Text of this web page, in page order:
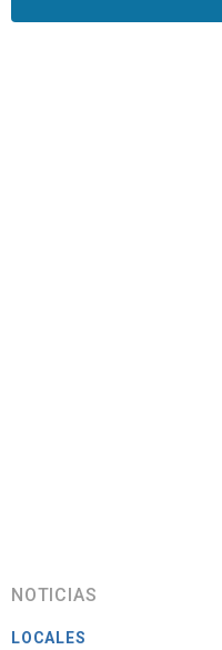
NOTICIAS
LOCALES